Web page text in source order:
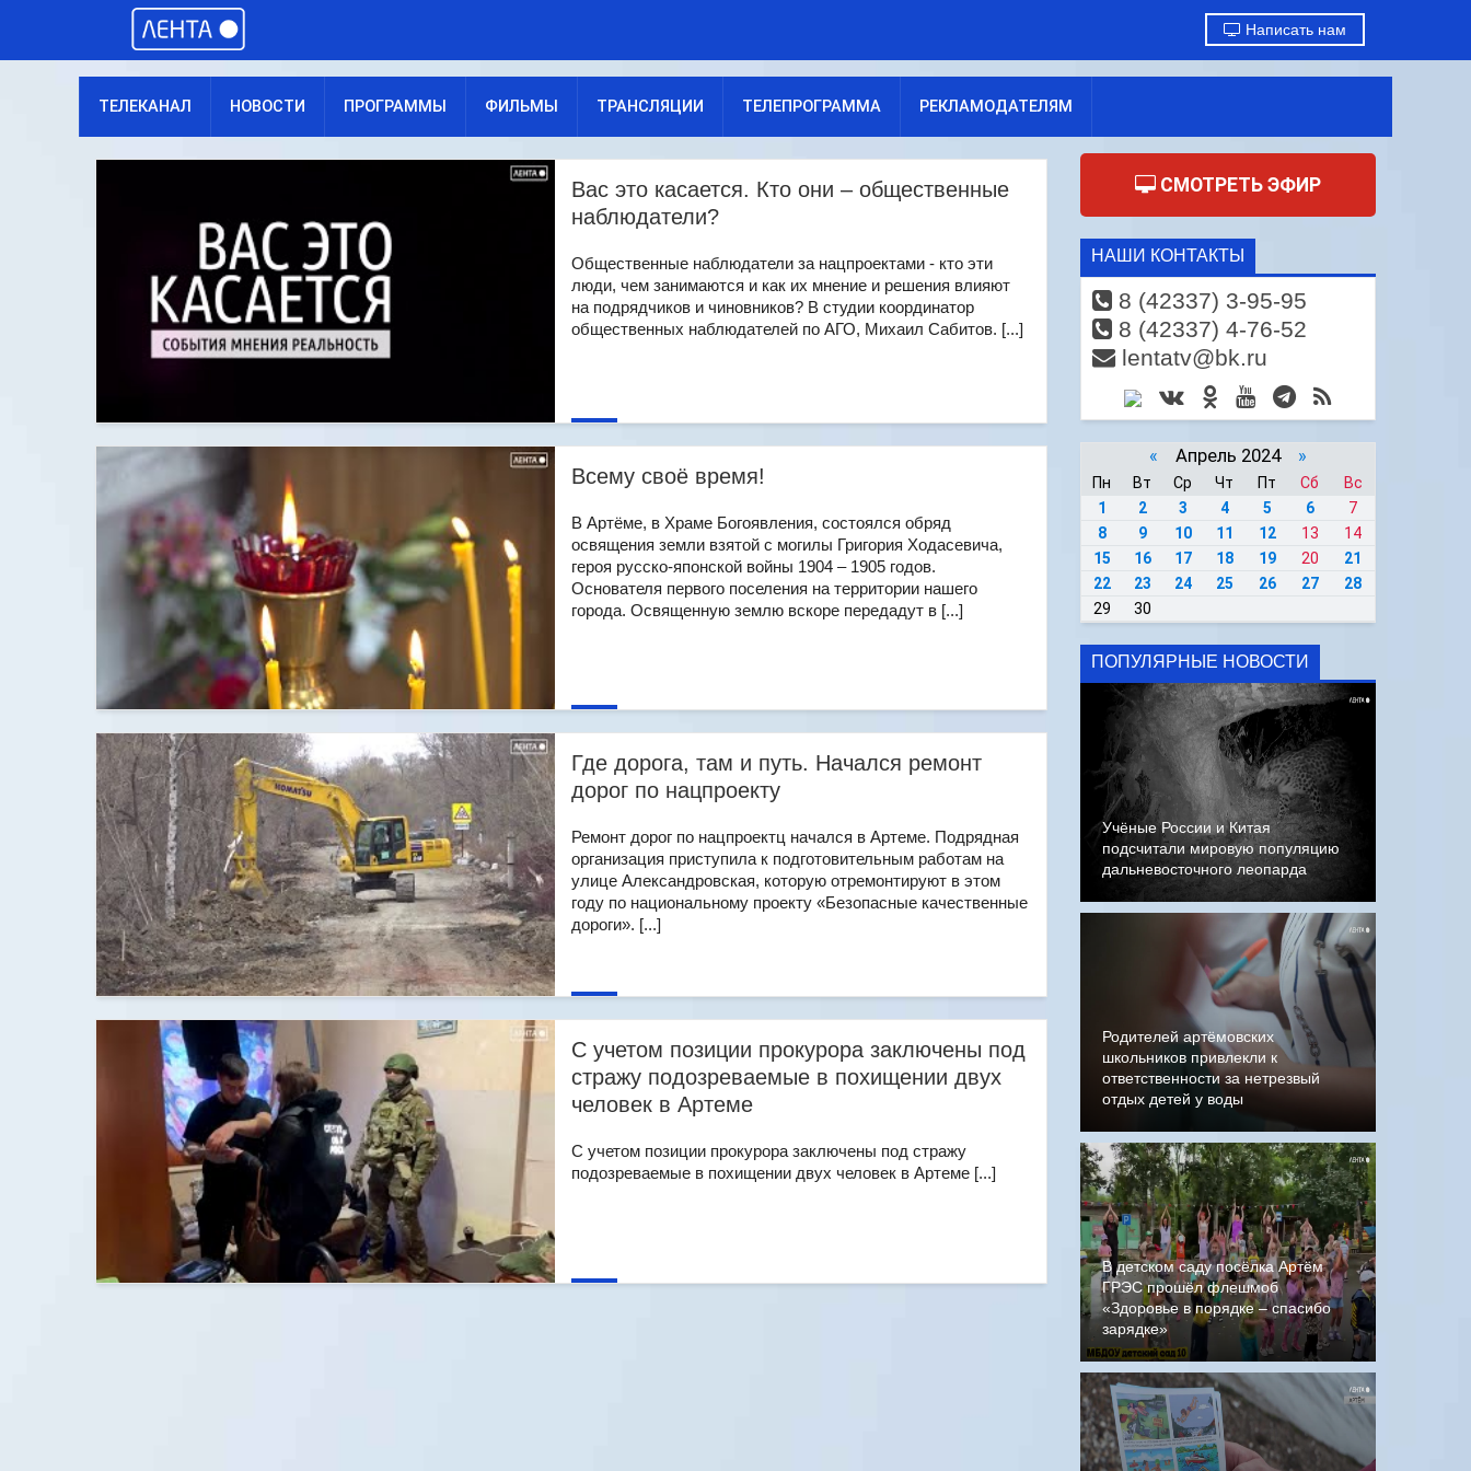
Написать нам
ТЕЛЕКАНАЛ НОВОСТИ ПРОГРАММЫ ФИЛЬМЫ ТРАНСЛЯЦИИ ТЕЛЕПРОГРАММА РЕКЛАМОДАТЕЛЯМ
Вас это касается. Кто они – общественные
наблюдатели?
Общественные наблюдатели за нацпроектами - кто эти
люди, чем занимаются и как их мнение и решения влияют
на подрядчиков и чиновников? В студии координатор
общественных наблюдателей по АГО, Михаил Сабитов. [...]
Всему своё время!
В Артёме, в Храме Богоявления, состоялся обряд
освящения земли взятой с могилы Григория Ходасевича,
героя русско-японской войны 1904 – 1905 годов.
Основателя первого поселения на территории нашего
города. Освященную землю вскоре передадут в [...]
Где дорога, там и путь. Начался ремонт
дорог по нацпроекту
Ремонт дорог по нацпроектц начался в Артеме. Подрядная
организация приступила к подготовительным работам на
улице Александровская, которую отремонтируют в этом
году по национальному проекту «Безопасные качественные
дороги». [...]
С учетом позиции прокурора заключены под
стражу подозреваемые в похищении двух
человек в Артеме
С учетом позиции прокурора заключены под стражу
подозреваемые в похищении двух человек в Артеме [...]
СМОТРЕТЬ ЭФИР
НАШИ КОНТАКТЫ
8 (42337) 3-95-95
8 (42337) 4-76-52
lentatv@bk.ru
« Апрель 2024 »
Пн Вт Ср Чт Пт Сб
Вс
1
2 3 4 5 6
7
8
9 10 11 12 13
14
15
16 17 18 19 20
21
22
23 24 25 26 27
28
29
30
ПОПУЛЯРНЫЕ НОВОСТИ
Учёные России и Китая
подсчитали мировую популяцию
дальневосточного леопарда
Родителей артёмовских
школьников привлекли к
ответственности за нетрезвый
отдых детей у воды
В детском саду посёлка Артём
ГРЭС прошёл флешмоб
«Здоровье в порядке – спасибо
зарядке»